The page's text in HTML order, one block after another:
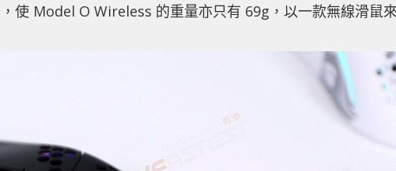
使 Model O Wireless 的重量亦只有 69g，以一款無線滑鼠